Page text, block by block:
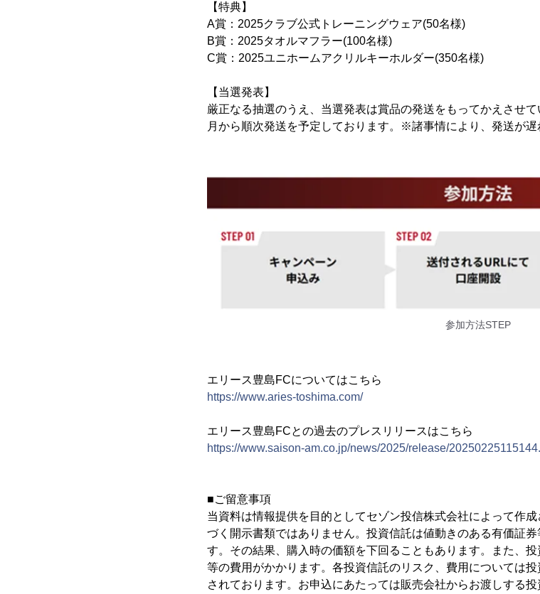
【特典】
A賞：2025クラブ公式トレーニングウェア(50名様)
B賞：2025タオルマフラー(100名様)
C賞：2025ユニホームアクリルキーホルダー(350名様)
【当選発表】
厳正なる抽選のうえ、当選発表は賞品の発送をもってかえさせ
月から順次発送を予定しております。※諸事情により、発送が遅
参加方法STEP
エリース豊島FCについてはこちら
https://www.aries-toshima.com/
エリース豊島FCとの過去のプレスリリースはこちら
https://www.saison-am.co.jp/news/2025/release/
■ご留意事項
当資料は情報提供を目的としてセゾン投信株式会社によって作
づく開示書類ではありません。投資信託は値動きのある有価証
す。その結果、購入時の価額を下回ることもあります。また、
等の費用がかかります。各投資信託のリスク、費用については
されております。お申込にあたっては販売会社からお渡しする